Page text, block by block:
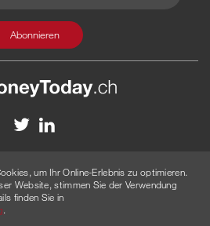
Werbung
byAGENTUR AM WASSER
um Ihr Online-Erlebnis zu optimieren.
Website, stimmen Sie der Verwendung
finden Sie in
.